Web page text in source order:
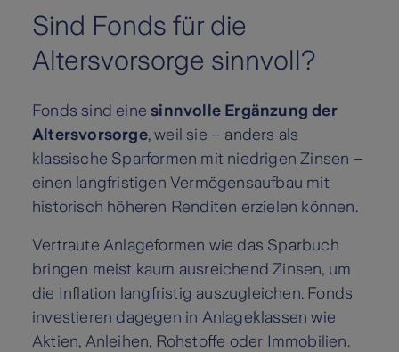
Sind Fonds für die
Altersvorsorge sinnvoll?
Fonds sind einesinnvolle Ergänzung der
Altersvorsorge, weil sie – anders als
klassische Sparformen mit niedrigen Zinsen –
einen langfristigen Vermögensaufbau mit
historisch höheren Renditen erzielen können.
Vertraute Anlageformen wie das Sparbuch
bringen meist kaum ausreichend Zinsen, um
die Inflation langfristig auszugleichen. Fonds
investieren dagegen in Anlageklassen wie
Aktien, Anleihen, Rohstoffe oder Immobilien.